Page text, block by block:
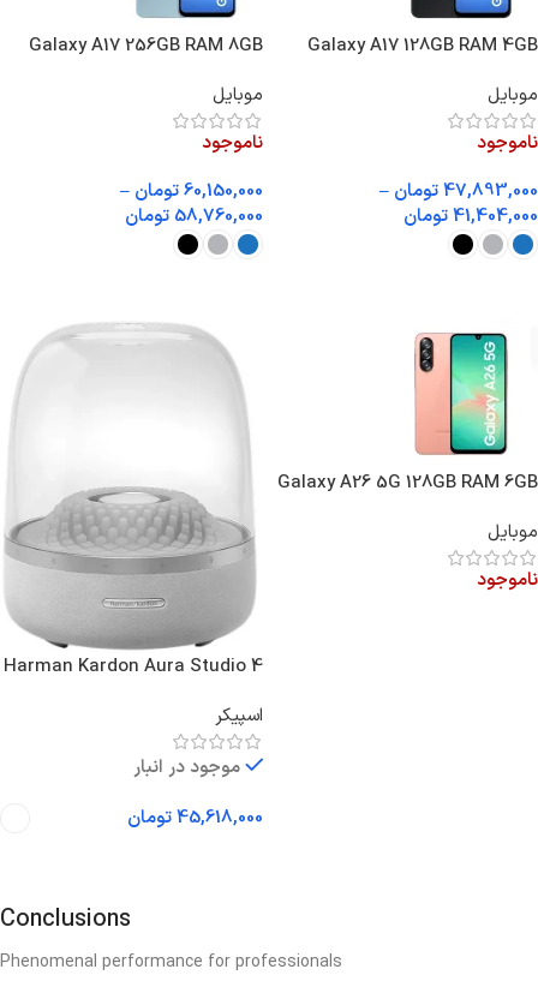
Galaxy A17 128GB RAM 4GB
موبایل
ناموجود
47,893,000تومان –
41,404,000تومان
Galaxy A17 256GB RAM 8GB
موبایل
ناموجود
60,150,000تومان –
58,760,000 تومان
Galaxy A26 5G 128GB RAM 6GB
موبایل
ناموجود
Harman Kardon Aura Studio 4
اسپیکر
موجود در انبار
45,618,000تومان
Conclusions
Phenomenal performance for professionals